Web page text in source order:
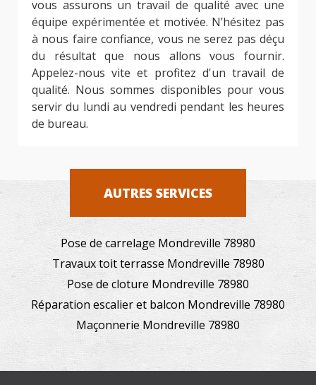
vous assurons un travail de qualité avec une
équipe expérimentée et motivée. N’hésitez pas
à nous faire confiance, vous ne serez pas déçu
du résultat que nous allons vous fournir.
Appelez-nous vite et profitez d'un travail de
qualité. Nous sommes disponibles pour vous
servir du lundi au vendredi pendant les heures
de bureau.
AUTRES SERVICES
Pose de carrelage Mondreville 78980
Travaux toit terrasse Mondreville 78980
Pose de cloture Mondreville 78980
Réparation escalier et balcon Mondreville 78980
Maçonnerie Mondreville 78980